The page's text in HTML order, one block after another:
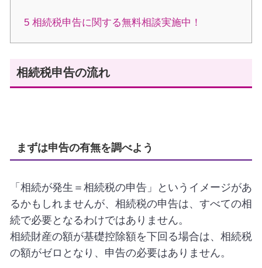
5 相続税申告に関する無料相談実施中！
相続税申告の流れ
まずは申告の有無を調べよう
「相続が発生＝相続税の申告」というイメージがあ
るかもしれませんが、相続税の申告は、すべての相
続で必要となるわけではありません。
相続財産の額が基礎控除額を下回る場合は、相続税
の額がゼロとなり、申告の必要はありません。